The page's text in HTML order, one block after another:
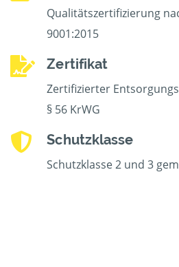
Qualitätszertifizierung
9001:2015
Zertifikat
Zertifizierter
§ 56 KrWG
Schutzklasse
Schutzklasse 2 und 3